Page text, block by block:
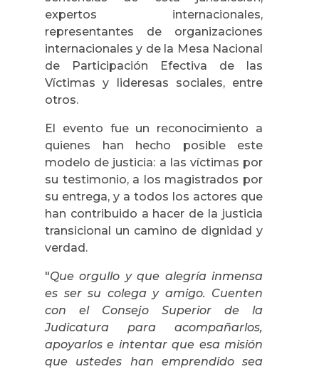
expertos internacionales,
representantes de organizaciones
internacionales y de la Mesa Nacional
de Participación Efectiva de las
Víctimas y lideresas sociales, entre
otros.
El evento fue un reconocimiento a
quienes han hecho posible este
modelo de justicia: a las víctimas por
su testimonio, a los magistrados por
su entrega, y a todos los actores que
han contribuido a hacer de la justicia
transicional un camino de dignidad y
verdad.
"Que orgullo y que alegría inmensa
es ser su colega y amigo. Cuenten
con el Consejo Superior de la
Judicatura para acompañarlos,
apoyarlos e intentar que esa misión
que ustedes han emprendido sea